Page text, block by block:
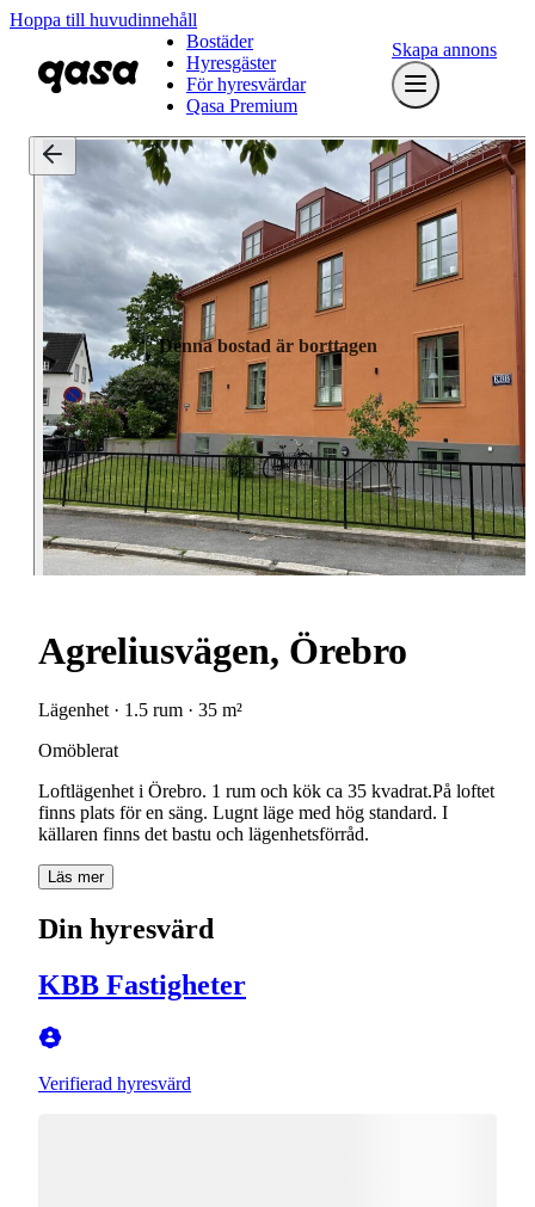
Hoppa till huvudinnehåll
Bostäder
Hyresgäster
För hyresvärdar
Qasa Premium
Skapa annons
Denna bostad är borttagen
Agreliusvägen, Örebro
Lägenhet · 1.5 rum · 35 m²
Omöblerat
Loftlägenhet i Örebro. 1 rum och kök ca 35 kvadrat.På loftet
finns plats för en säng. Lugnt läge med hög standard. I
källaren finns det bastu och lägenhetsförråd.
Läs mer
Din hyresvärd
KBB Fastigheter
Verifierad hyresvärd